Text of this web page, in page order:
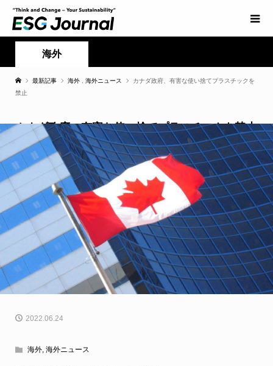
海外
最新記事 海外 海外ニュース
カナダ政府、有害な使い捨てプラスチックを
禁止
カナダ政府、有害な使い捨てプラスチックを禁止
2022.06.24
海外, 海外ニュース